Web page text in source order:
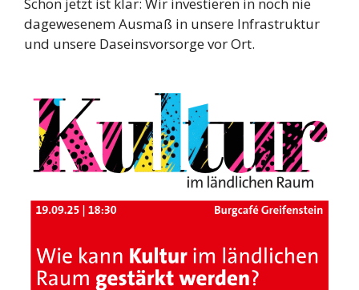
dagewesenem Ausmaß in unsere Infrastruktur
und unsere Daseinsvorsorge vor Ort.